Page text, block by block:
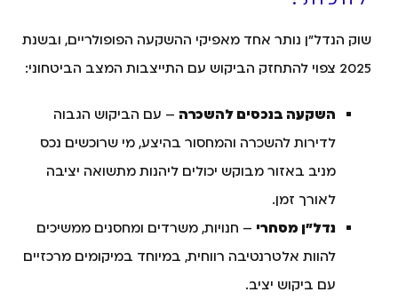
שוק הנדל"ן נותר אחד מאפיקי ההשקעה הפופולריים, ובשנת
2025 צפוי להתחזק הביקוש עם התייצבות המצב הביטחוני:
השקעה בנכסים להשכרה – עם הביקוש הגבוה
לדירות להשכרה והמחסור בהיצע, מי שרוכשים נכס
מניב באזור מבוקש יכולים ליהנות מתשואה יציבה
לאורך זמן.
נדל"ן מסחרי – חנויות, משרדים ומחסנים ממשיכים
להוות אלטרנטיבה רווחית, במיוחד במיקומים מרכזיים
עם ביקוש יציב.